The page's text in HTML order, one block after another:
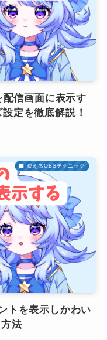
配信画面に表示す
定を徹底解説！
映えるOBSテクニック
トを表示しかわい
法